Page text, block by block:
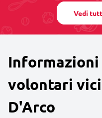
Vedi
volontari
D'Arco